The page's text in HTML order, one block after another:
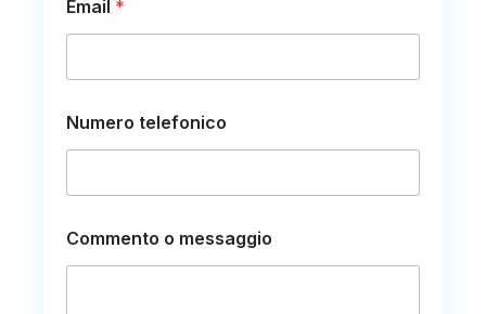
e
s
a
g
Email *
Numero telefonico
Commento o messaggio